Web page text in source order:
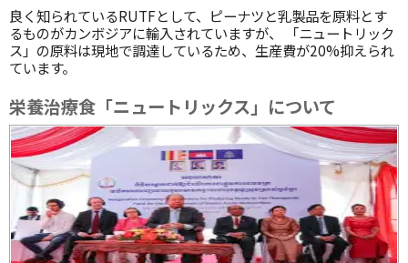
良く知られているRUTFとして、ピーナツと乳製品を原料とす
るものがカンボジアに輸入されていますが、 「ニュートリック
ス」の原料は現地で調達しているため、生産費が20%抑えられ
ています。
栄養治療食「ニュートリックス」について